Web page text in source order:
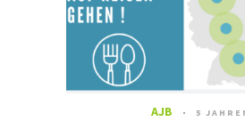
AJB 5